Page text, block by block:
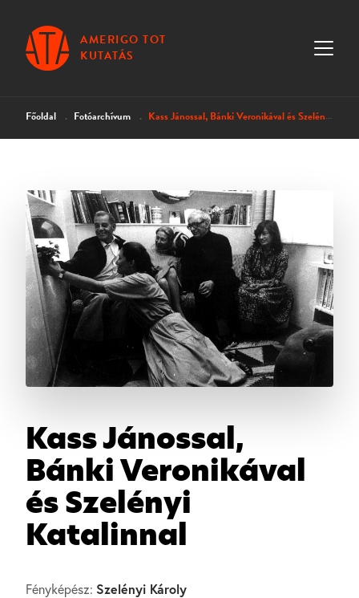
AMERIGO TOT
KUTATÁS
Főoldal Fotóarchívum Kass Jánossal, Bánki Veronikával és Szelényi Katalinnal
Kass Jánossal,
Bánki Veronikával
és Szelényi
Katalinnal
Fényképész: Szelényi Károly